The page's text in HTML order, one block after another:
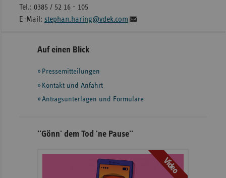
Tel.: 0385 / 52 16 - 105
E-Mail: stephan.haring@vdek.com
Seitennavigation
Seitenleiste
weiteren
Informationen
Auf einen Blick
Pressemitteilungen
Kontakt und Anfahrt
Antragsunterlagen und Formulare
''Gönn' dem Tod 'ne Pause''
Video